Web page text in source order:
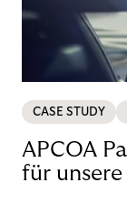
CASE STUDY
APCOA
für